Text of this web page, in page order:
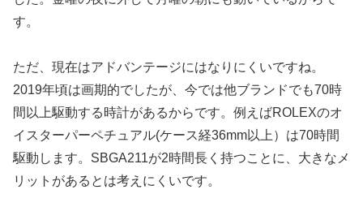
す。
ただ、現在はアドバンテージにはなりにくいですね。
2019年頃は画期的でしたが、今では他ブランドでも70時
間以上駆動する時計があるからです。例えばROLEXのオ
イスターパーペチュアル(ケース経36mm以上）は70時間
駆動します。SBGA211が2時間長く持つことに、大きなメ
リットがあるとは考えにくいです。